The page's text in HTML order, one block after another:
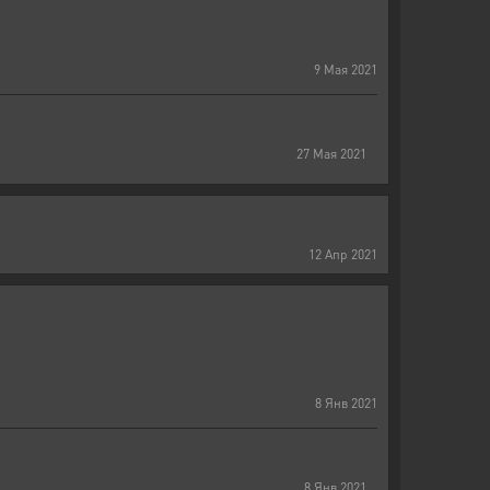
9 Мая 2021
27 Мая 2021
12 Апр 2021
8 Янв 2021